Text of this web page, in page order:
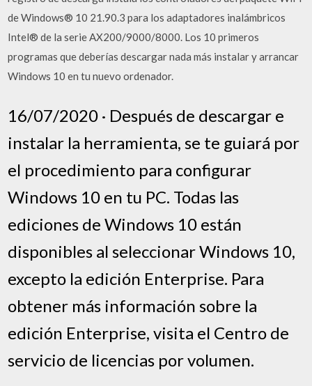
de Windows® 10 21.90.3 para los adaptadores inalámbricos
Intel® de la serie AX200/9000/8000. Los 10 primeros
programas que deberías descargar nada más instalar y arrancar
Windows 10 en tu nuevo ordenador.
16/07/2020 · Después de descargar e
instalar la herramienta, se te guiará por
el procedimiento para configurar
Windows 10 en tu PC. Todas las
ediciones de Windows 10 están
disponibles al seleccionar Windows 10,
excepto la edición Enterprise. Para
obtener más información sobre la
edición Enterprise, visita el Centro de
servicio de licencias por volumen.